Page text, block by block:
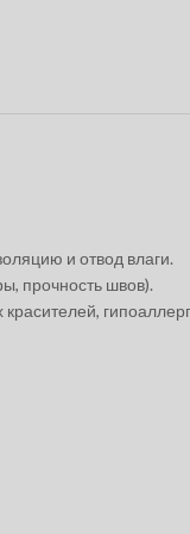
и отвод влаги.
прочность швов).